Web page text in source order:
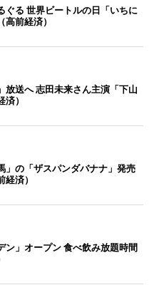
ぐる 世界ビートルの日「いちに
前経済）
放送へ 志田未来さん主演「下山
）
」の「ザスパンダバナナ」発売
済）
ン」オープン 食べ飲み放題時間